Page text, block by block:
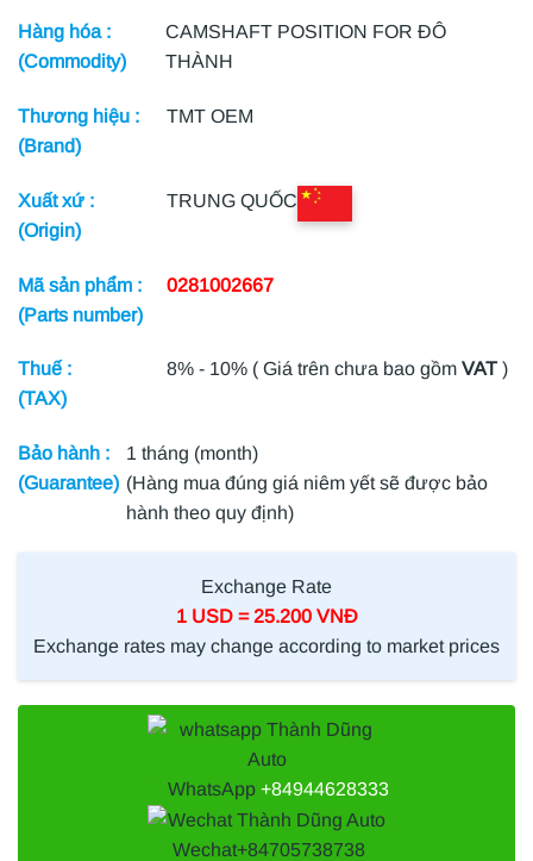
Hàng hóa :
(Commodity)
CAMSHAFT POSITION FOR ĐÔ
THÀNH
Thương hiệu :
(Brand)
TMT OEM
Xuất xứ :
(Origin)
TRUNG QUỐC
Mã sản phẩm :
(Parts number)
0281002667
Thuế :
(TAX)
8% - 10% ( Giá trên chưa bao gồmVAT )
Bảo hành :
(Guarantee)
1 tháng (month)
(Hàng mua đúng giá niêm yết sẽ được bảo
hành theo quy định)
Exchange Rate
1 USD = 25.200 VNĐ
Exchange rates may change according to market prices
WhatsApp +84944628333
Wechat+84705738738